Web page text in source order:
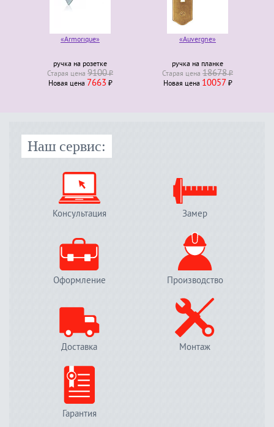
«Armorique»
ручка на розетке
Старая ценa 9100₽
Новая ценa 7663 ₽
«Auvergne»
ручка на планке
Старая ценa 18678₽
Новая ценa 10057 ₽
Наш сервис:
Консультация Замер
Оформление Производство
Доставка Монтаж
Гарантия